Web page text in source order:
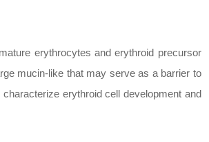
erythrocytes and erythroid precursor
mucin-like that may serve as a barrier to
erythroid cell development and